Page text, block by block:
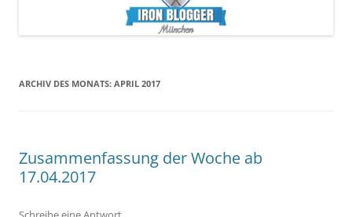
ARCHIV DES MONATS: APRIL 2017
Zusammenfassung der Woche ab
17.04.2017